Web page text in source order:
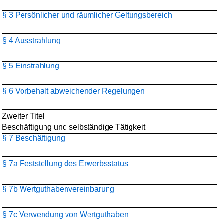
§ 3 Persönlicher und räumlicher Geltungsbereich
§ 4 Ausstrahlung
§ 5 Einstrahlung
§ 6 Vorbehalt abweichender Regelungen
Zweiter Titel
Beschäftigung und selbständige Tätigkeit
§ 7 Beschäftigung
§ 7a Feststellung des Erwerbsstatus
§ 7b Wertguthabenvereinbarung
§ 7c Verwendung von Wertguthaben